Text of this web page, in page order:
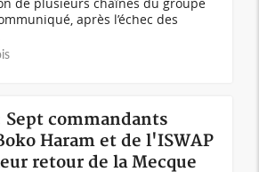
après l’échec des
Sept commandants
Haram et de l'ISWAP
retour de la Mecque